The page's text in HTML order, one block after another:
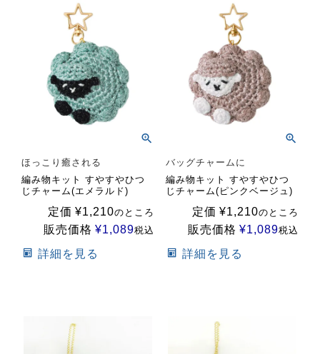
ほっこり癒される
編み物キット すやすやひつ
じチャーム(エメラルド)
定価 ¥1,210のところ
販売価格 ¥1,089税込
詳細を見る
バッグチャームに
編み物キット すやすやひつ
じチャーム(ピンクベージュ)
定価 ¥1,210のところ
販売価格 ¥1,089税込
詳細を見る